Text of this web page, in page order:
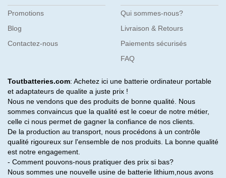
Promotions
Blog
Contactez-nous
Qui sommes-nous?
Livraison & Retours
Paiements sécurisés
FAQ
Toutbatteries.com: Achetez ici une batterie ordinateur portable
et adaptateurs de qualite a juste prix !
Nous ne vendons que des produits de bonne qualité. Nous
sommes convaincus que la qualité est le coeur de notre métier,
celle ci nous permet de gagner la confiance de nos clients.
De la production au transport, nous procédons à un contrôle
qualité rigoureux sur l'ensemble de nos produits. La bonne qualité
est notre engagement.
- Comment pouvons-nous pratiquer des prix si bas?
Nous sommes une nouvelle usine de batterie lithium,nous avons